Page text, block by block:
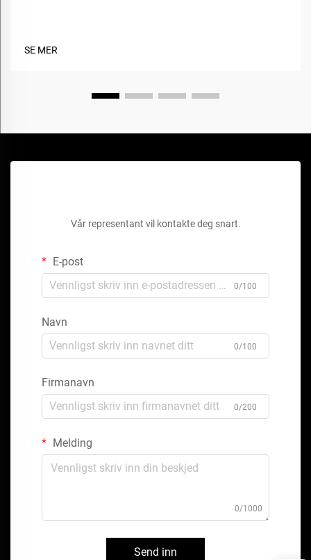
SE MER
Vår representant vil kontakte deg snart.
E-post
0/100
Navn
0/100
Firmanavn
0/200
Melding
0/1000
Send inn